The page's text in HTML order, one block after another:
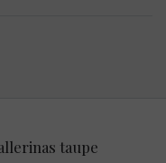
taupe